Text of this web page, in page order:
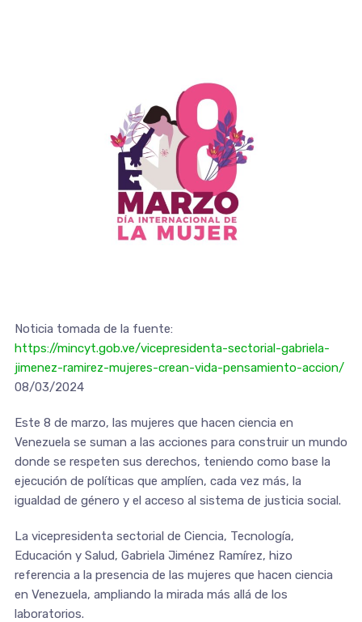
Noticia tomada de la fuente:
https://mincyt.gob.ve/vicepresidenta-sectorial-gabriela-
jimenez-ramirez-mujeres-crean-vida-pensamiento-accion/
08/03/2024
Este 8 de marzo, las mujeres que hacen ciencia en
Venezuela se suman a las acciones para construir un mundo
donde se respeten sus derechos, teniendo como base la
ejecución de políticas que amplíen, cada vez más, la
igualdad de género y el acceso al sistema de justicia social.
La vicepresidenta sectorial de Ciencia, Tecnología,
Educación y Salud, Gabriela Jiménez Ramírez, hizo
referencia a la presencia de las mujeres que hacen ciencia
en Venezuela, ampliando la mirada más allá de los
laboratorios.